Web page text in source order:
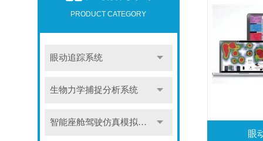
PRODUCT CATEGORY
眼动追踪系统
生物力学捕捉分析系统
智能座舱驾驶仿真模拟系统
眼